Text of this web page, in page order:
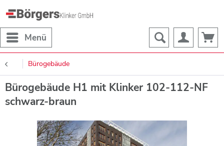
Menü
Bürogebäude
Bürogebäude H1 mit Klinker 102-112-NF
schwarz-braun